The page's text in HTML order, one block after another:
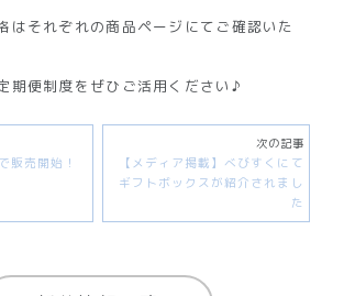
はそれぞれの商品ページにてご確認いた
期便制度をぜひご活用ください♪
販売開始！
次の記事
【メディア掲載】べびすくにて
ギフトボックスが紹介されまし
た